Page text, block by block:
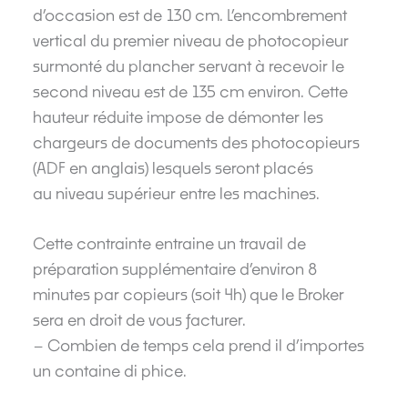
d’occasion est de 130 cm. L’encombrement
vertical du premier niveau de photocopieur
surmonté du plancher servant à recevoir le
second niveau est de 135 cm environ. Cette
hauteur réduite impose de démonter les
chargeurs de documents des photocopieurs
(ADF en anglais) lesquels seront placés
au niveau supérieur entre les machines.
Cette contrainte entraine un travail de
préparation supplémentaire d’environ 8
minutes par copieurs (soit 4h) que le Broker
sera en droit de vous facturer.
– Combien de temps cela prend il d’importes
un containe di phice.